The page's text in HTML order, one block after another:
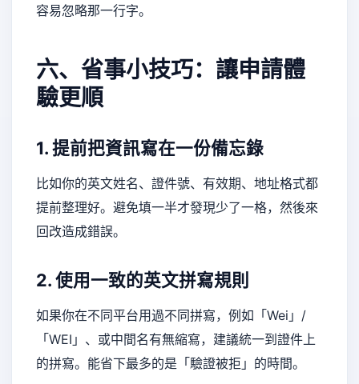
容易忽略那一行字。
六、省事小技巧：讓申請體
驗更順
1. 提前把資訊寫在一份備忘錄
比如你的英文姓名、證件號、有效期、地址格式都
提前整理好。避免填一半才發現少了一格，然後來
回改造成錯誤。
2. 使用一致的英文拼寫規則
如果你在不同平台用過不同拼寫，例如「Wei」/
「WEI」、或中間名有無縮寫，建議統一到證件上
的拼寫。能省下最多的是「驗證被拒」的時間。